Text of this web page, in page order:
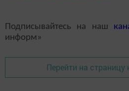
Подписывайтесь на наш
информ»
Перейти на страницу